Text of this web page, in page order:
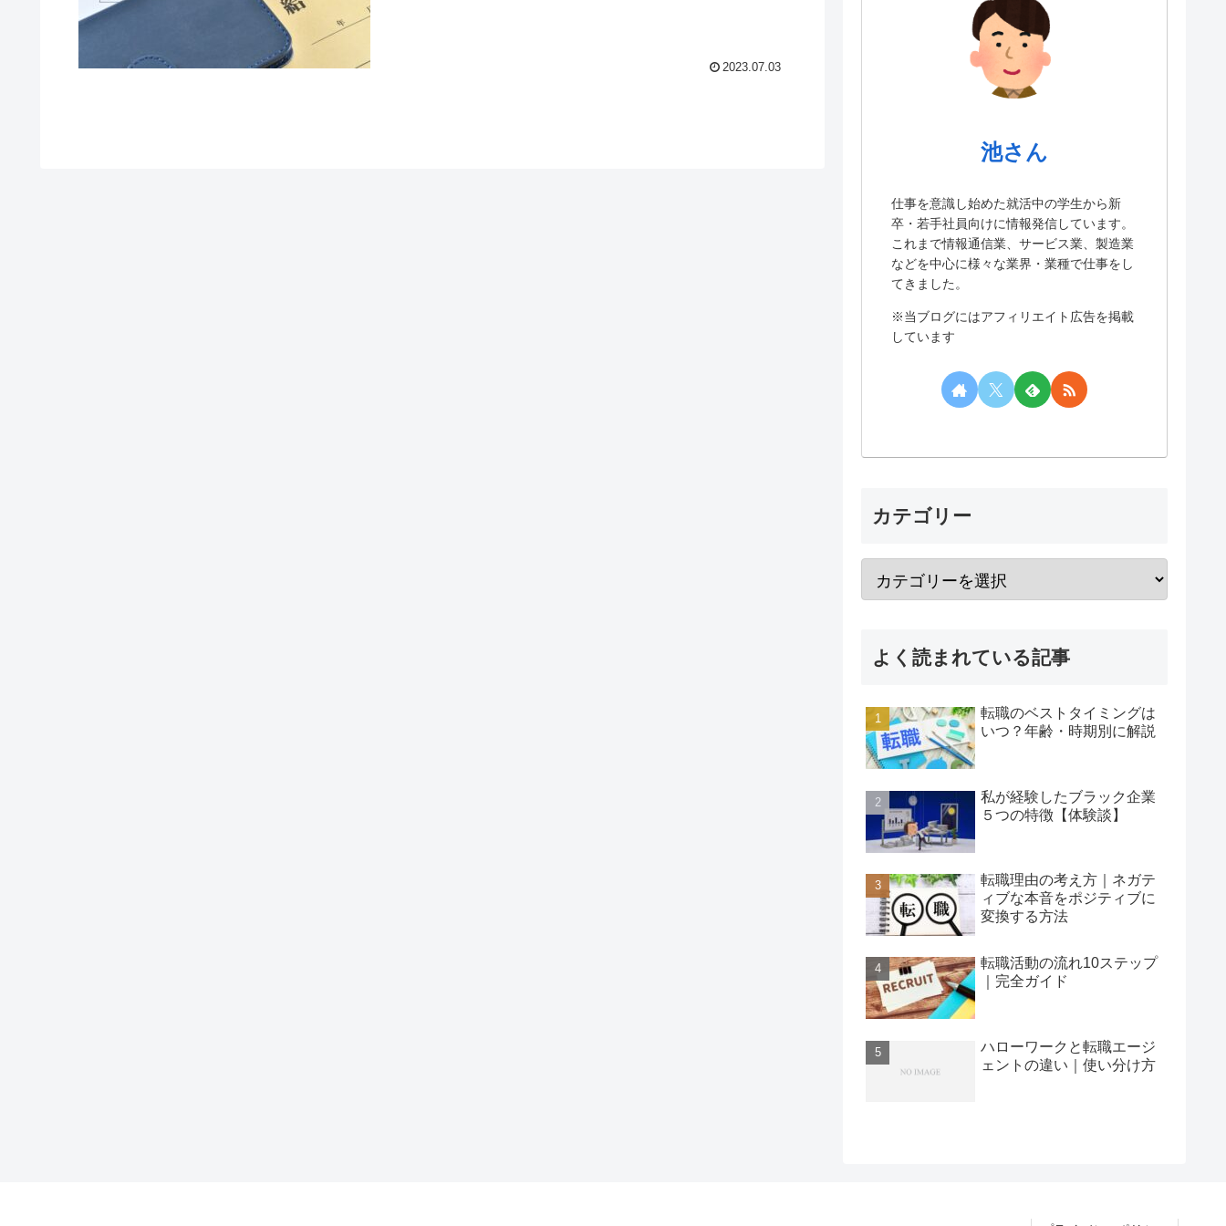
2023.07.03
池さん
仕事を意識し始めた就活中の学生から新
卒・若手社員向けに情報発信しています。
これまで情報通信業、サービス業、製造業
などを中心に様々な業界・業種で仕事をし
てきました。
※当ブログにはアフィリエイト広告を掲載
しています
カテゴリー
よく読まれている記事
転職のベストタイミングは
いつ？年齢・時期別に解説
私が経験したブラック企業
５つの特徴【体験談】
転職理由の考え方｜ネガテ
ィブな本音をポジティブに
変換する方法
転職活動の流れ10ステップ
｜完全ガイド
ハローワークと転職エージ
ェントの違い｜使い分け方